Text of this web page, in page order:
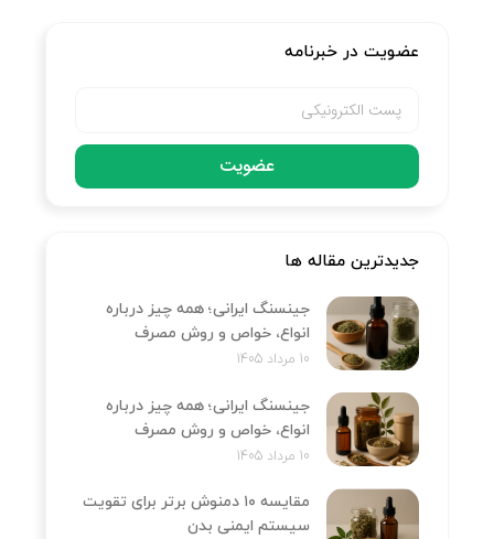
عضویت در خبرنامه
عضویت
جدیدترین مقاله ها
جینسنگ ایرانی؛ همه چیز درباره
انواع، خواص و روش مصرف
10 مرداد 1405
جینسنگ ایرانی؛ همه چیز درباره
انواع، خواص و روش مصرف
10 مرداد 1405
مقایسه ۱۰ دمنوش برتر برای تقویت
سیستم ایمنی بدن